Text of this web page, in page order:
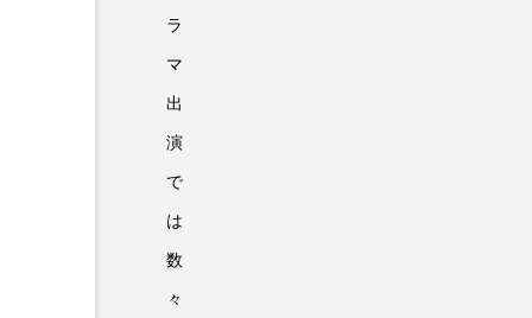
ラ
マ
出
演
で
は
数
々